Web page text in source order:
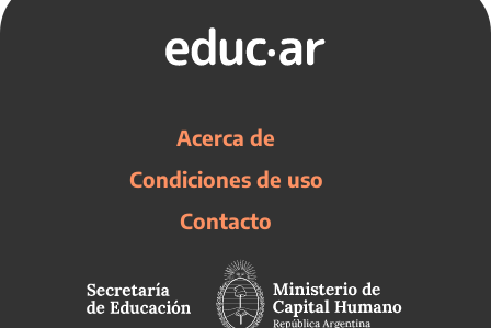
Acerca de
Condiciones de uso
Contacto